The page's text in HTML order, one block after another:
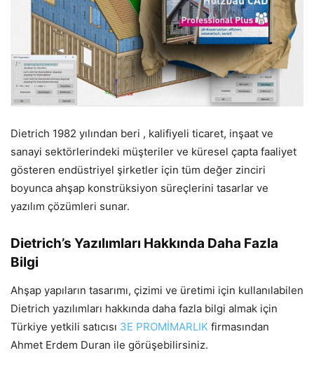
Dietrich 1982 yılından beri , kalifiyeli ticaret, inşaat ve
sanayi sektörlerindeki müşteriler ve küresel çapta faaliyet
gösteren endüstriyel şirketler için tüm değer zinciri
boyunca ahşap konstrüksiyon süreçlerini tasarlar ve
yazılım çözümleri sunar.
Dietrich’s Yazılımları Hakkında Daha Fazla
Bilgi
Ahşap yapıların tasarımı, çizimi ve üretimi için kullanılabilen
Dietrich yazılımları hakkında daha fazla bilgi almak için
Türkiye yetkili satıcısı 3E PROMİMARLIK firmasından
Ahmet Erdem Duran ile görüşebilirsiniz.